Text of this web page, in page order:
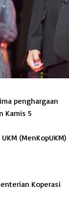
penghargaan
Kamis 5
(MenKopUKM)
Koperasi